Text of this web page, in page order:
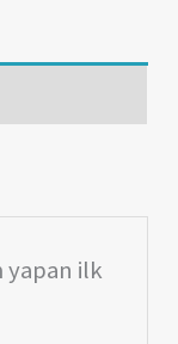
yapan ilk